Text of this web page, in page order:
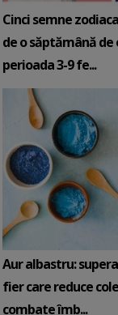
Cinci semne
de o săptămână de
perioada 3-9 fe...
Aur albastru:
fier care reduce
combate îmb...